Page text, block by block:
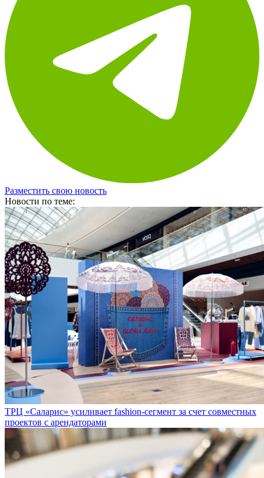
Разместить свою новость
Новости по теме:
ТРЦ «Саларис» усиливает fashion-сегмент за счет совместных
проектов с арендаторами